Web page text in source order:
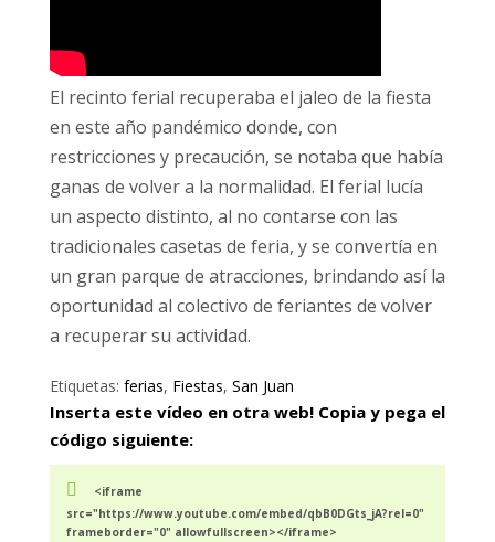
El recinto ferial recuperaba el jaleo de la fiesta
en este año pandémico donde, con
restricciones y precaución, se notaba que había
ganas de volver a la normalidad. El ferial lucía
un aspecto distinto, al no contarse con las
tradicionales casetas de feria, y se convertía en
un gran parque de atracciones, brindando así la
oportunidad al colectivo de feriantes de volver
a recuperar su actividad.
Etiquetas: ferias, Fiestas, San Juan
Inserta este vídeo en otra web! Copia y pega el
código siguiente:
<iframe
src="https://www.youtube.com/embed/qbB0DGts_jA?rel=0"
frameborder="0" allowfullscreen></iframe>